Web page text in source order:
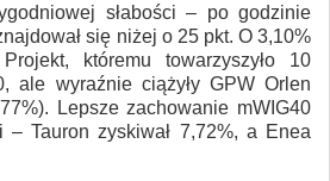
słabości – po godzinie
się niżej o 25 pkt. O 3,10%
któremu towarzyszyło 10
ale wyraźnie ciążyły GPW Orlen
Lepsze zachowanie mWIG40
– Tauron zyskiwał 7,72%, a Enea